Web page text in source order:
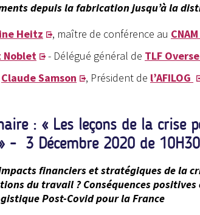
depuis la fabrication jusqu’à la
Heitz , maître de conférence au
Noblet - Délégué général de TLF
Claude Samson , Président de l’AFILOG
: « Les leçons de la crise
- 3 Décembre 2020 de
financiers et stratégiques de la
du travail ? Conséquences
Post-Covid pour la France